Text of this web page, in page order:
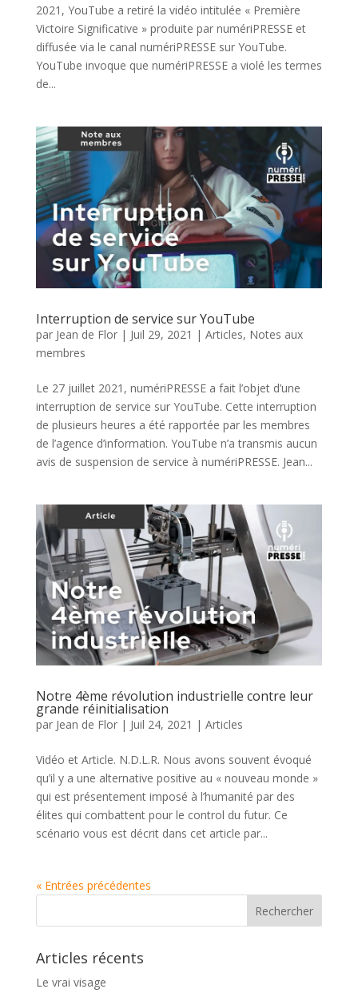
2021, YouTube a retiré la vidéo intitulée « Première
Victoire Significative » produite par numériPRESSE et
diffusée via le canal numériPRESSE sur YouTube.
YouTube invoque que numériPRESSE a violé les termes
de...
Interruption de service sur YouTube
par Jean de Flor| Juil 29, 2021 | Articles, Notes aux
membres
Le 27 juillet 2021, numériPRESSE a fait l’objet d’une
interruption de service sur YouTube. Cette interruption
de plusieurs heures a été rapportée par les membres
de l’agence d’information. YouTube n’a transmis aucun
avis de suspension de service à numériPRESSE. Jean...
Notre 4ème révolution industrielle contre leur
grande réinitialisation
par Jean de Flor| Juil 24, 2021 | Articles
Vidéo et Article. N.D.L.R. Nous avons souvent évoqué
qu’il y a une alternative positive au « nouveau monde »
qui est présentement imposé à l’humanité par des
élites qui combattent pour le control du futur. Ce
scénario vous est décrit dans cet article par...
« Entrées précédentes
Articles récents
Le vrai visage